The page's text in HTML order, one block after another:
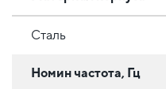
Сталь
Номин частота, Гц